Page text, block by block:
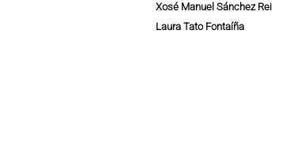
Xosé Manuel Sánchez Rei
Laura Tato Fontaíña